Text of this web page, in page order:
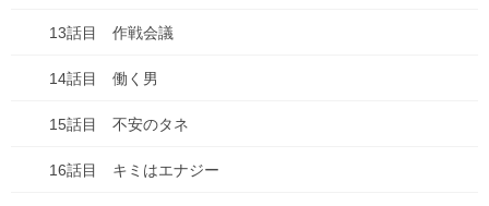
13話目 作戦会議
14話目 働く男
15話目 不安のタネ
16話目 キミはエナジー